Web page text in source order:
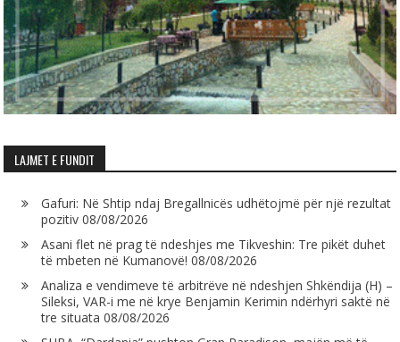
LAJMET E FUNDIT
Gafuri: Në Shtip ndaj Bregallnicës udhëtojmë për një rezultat
pozitiv 08/08/2026
Asani flet në prag të ndeshjes me Tikveshin: Tre pikët duhet
të mbeten në Kumanovë! 08/08/2026
Analiza e vendimeve të arbitrëve në ndeshjen Shkëndija (H) –
Sileksi, VAR-i me në krye Benjamin Kerimin ndërhyri saktë në
tre situata 08/08/2026